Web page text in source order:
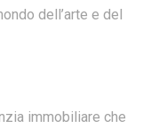
dell’arte e del
immobiliare che